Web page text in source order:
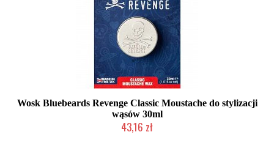
Wosk Bluebeards Revenge Classic Moustache do stylizacji
wąsów 30ml
43,16 zł